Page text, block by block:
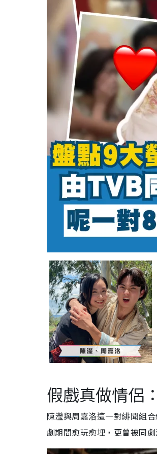
假戲真做情侶
陳瀅與周嘉洛這一對緋聞組
劇期間愈玩愈埋，更曾被同